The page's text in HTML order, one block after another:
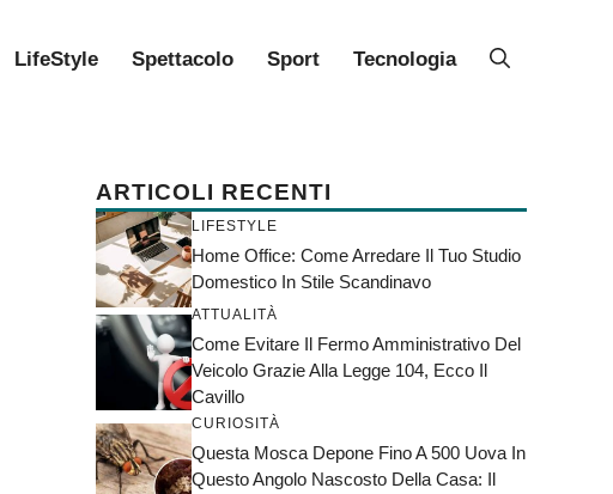
LifeStyle Spettacolo Sport Tecnologia
ARTICOLI RECENTI
LIFESTYLE
Home Office: Come Arredare Il Tuo Studio
Domestico In Stile Scandinavo
ATTUALITÀ
Come Evitare Il Fermo Amministrativo Del
Veicolo Grazie Alla Legge 104, Ecco Il
Cavillo
CURIOSITÀ
Questa Mosca Depone Fino A 500 Uova In
Questo Angolo Nascosto Della Casa: Il